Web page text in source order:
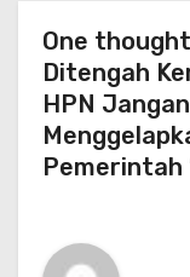
One
Ditengah
HPN
Pemerintah